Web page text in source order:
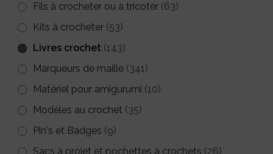
Fils à crocheter ou à tricoter (63)
Kits à crocheter (53)
Livres crochet (143)
Marqueurs de maille (341)
Matériel pour amigurumi (10)
Modèles au crochet (35)
Pin's et Badges (9)
Sacs à projet et pochettes à crochets (26)